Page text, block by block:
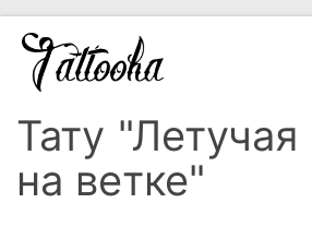
Тату
на ветке"